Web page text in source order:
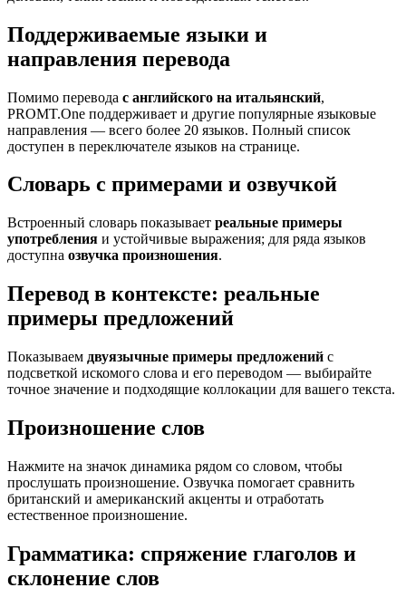
Поддерживаемые языки и
направления перевода
Помимо перевода с английского на итальянский,
PROMT.One поддерживает и другие популярные языковые
направления — всего более 20 языков. Полный список
доступен в переключателе языков на странице.
Словарь с примерами и озвучкой
Встроенный словарь показывает реальные примеры
употребления и устойчивые выражения; для ряда языков
доступна озвучка произношения.
Перевод в контексте: реальные
примеры предложений
Показываем двуязычные примеры предложений с
подсветкой искомого слова и его переводом — выбирайте
точное значение и подходящие коллокации для вашего текста.
Произношение слов
Нажмите на значок динамика рядом со словом, чтобы
прослушать произношение. Озвучка помогает сравнить
британский и американский акценты и отработать
естественное произношение.
Грамматика: спряжение глаголов и
склонение слов